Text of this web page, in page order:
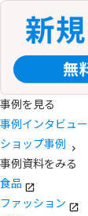
事例を見る
事例インタビュー
ショップ事例
事例資料をみる
食品
ファッション